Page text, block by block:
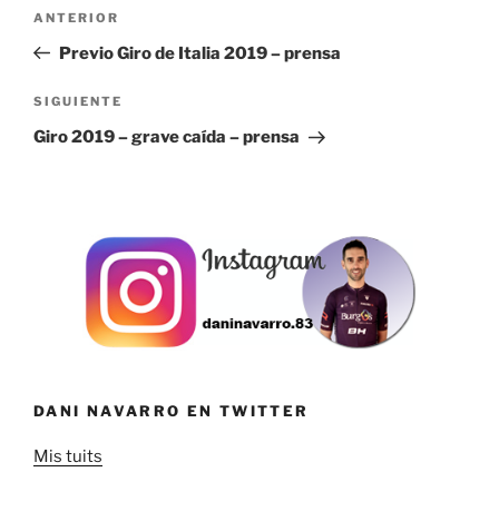
entradas
Entrada
anterior:
ANTERIOR
Previo Giro de Italia 2019 – prensa
Siguiente
entrada
SIGUIENTE
Giro 2019 – grave caída – prensa
DANI NAVARRO EN TWITTER
Mis tuits